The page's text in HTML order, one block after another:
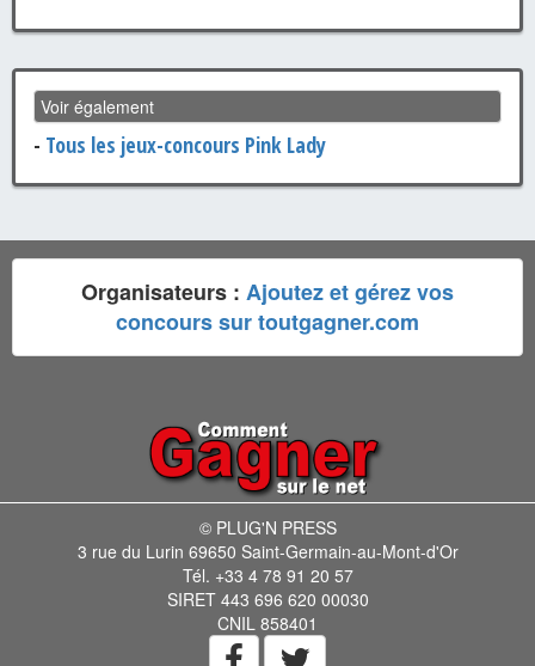
Voir également
- Tous les jeux-concours Pink Lady
Organisateurs : Ajoutez et gérez vos
concours sur toutgagner.com
© PLUG'N PRESS
3 rue du Lurin 69650 Saint-Germain-au-Mont-d'Or
Tél. +33 4 78 91 20 57
SIRET 443 696 620 00030
CNIL 858401